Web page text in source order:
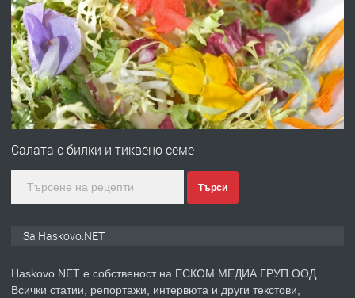
ПРЕДЛАГА
№4120 Магазин/Офис под наем в кв.
Любен Каравелов, Хасково-близо до
градската градина!
преди 3 дни
ПРЕДЛАГА
ПРОСТОРЕН ТРИСТАЕН
КУБА
Салата с билки и тиквено семе
Търси
За Haskovo.NET
Haskovo.NET е собственост на ЕСКОМ МЕДИА ГРУП ООД.
Всички статии, репортажи, интервюта и други текстови,